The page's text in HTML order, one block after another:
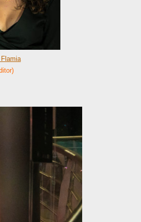
Flamia